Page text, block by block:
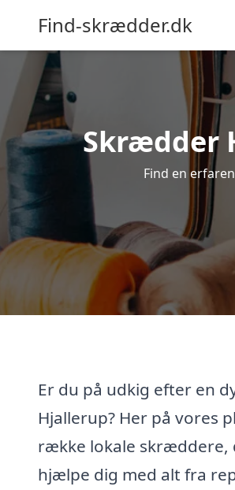
Find-skrædder.dk
Skrædder
Find en
Er du på udkig efter en
Hjallerup? Her på vores
række lokale skræddere,
hjælpe dig med alt fra